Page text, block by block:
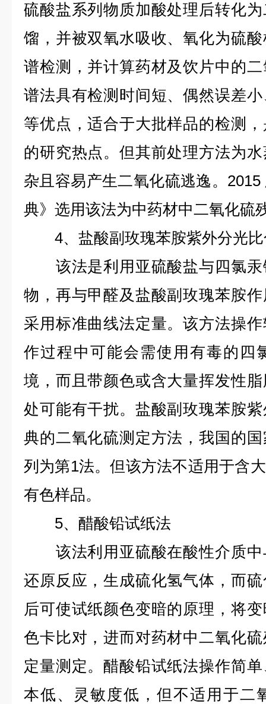
硫酸盐系列物质加酸处理后转化
馏，并被双氧水吸收、氧化为硫
谱检测，并计算药材及饮片中的
谱法具有检测时间短、偶然误差
等优点，适合于大批样品的检测
的研究热点。但其前处理方法为
杂且容易产生二氧化硫逃逸。
典》选用该法为中药材中二氧化硫
4、盐酸副玫瑰苯胺紫外分光比
该法是利用亚硫酸盐与四氯汞
物，再与甲醛及盐酸副玫瑰苯胺
采用标准曲线法定量。该方法操
作过程中可能会需使用有毒的四
境，而且带颜色或含大量挥发性
处可能有干扰。盐酸副玫瑰苯胺
典的二氧化硫测定方法，我国的
列为第1法。但该方法不适用于含
有色样品。
5、醋酸铅试纸法
该法利用亚硫酸在酸性介质中
还原反应，生成硫化氢气体，而
后可使试纸颜色变暗的原理，将
色卡比对，进而对药材中二氧化
定量测定。醋酸铅试纸法操作简
本低、灵敏度低，但不适用于二